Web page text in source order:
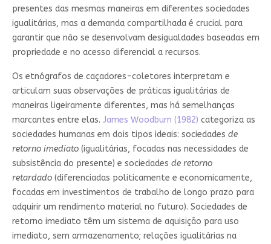
presentes das mesmas maneiras em diferentes sociedades
igualitárias, mas a demanda compartilhada é crucial para
garantir que não se desenvolvam desigualdades baseadas em
propriedade e no acesso diferencial a recursos.
Os etnógrafos de caçadores-coletores interpretam e
articulam suas observações de práticas igualitárias de
maneiras ligeiramente diferentes, mas há semelhanças
marcantes entre elas. James Woodburn (1982) categoriza as
sociedades humanas em dois tipos ideais: sociedades de
retorno imediato(igualitárias, focadas nas necessidades de
subsistência do presente) e sociedades de retorno
retardado(diferenciadas politicamente e economicamente,
focadas em investimentos de trabalho de longo prazo para
adquirir um rendimento material no futuro). Sociedades de
retorno imediato têm um sistema de aquisição para uso
imediato, sem armazenamento; relações igualitárias na